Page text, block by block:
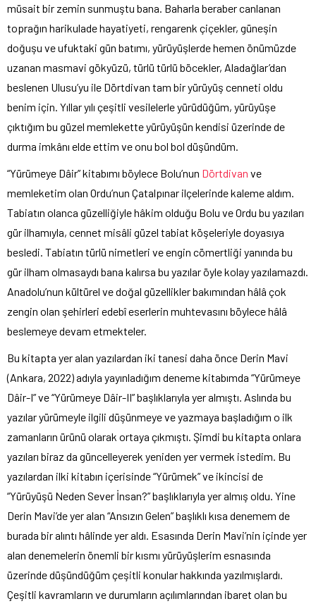
müsait bir zemin sunmuştu bana. Baharla beraber canlanan
toprağın harikulade hayatiyeti, rengarenk çiçekler, güneşin
doğuşu ve ufuktaki gün batımı, yürüyüşlerde hemen önümüzde
uzanan masmavi gökyüzü, türlü türlü böcekler, Aladağlar’dan
beslenen Ulusu’yu ile Dörtdivan tam bir yürüyüş cenneti oldu
benim için. Yıllar yılı çeşitli vesilelerle yürüdüğüm, yürüyüşe
çıktığım bu güzel memlekette yürüyüşün kendisi üzerinde de
durma imkânı elde ettim ve onu bol bol düşündüm.
“Yürümeye Dâir” kitabımı böylece Bolu’nun Dörtdivan ve
memleketim olan Ordu’nun Çatalpınar ilçelerinde kaleme aldım.
Tabiatın olanca güzelliğiyle hâkim olduğu Bolu ve Ordu bu yazıları
gür ilhamıyla, cennet misâli güzel tabiat köşeleriyle doyasıya
besledi. Tabiatın türlü nimetleri ve engin cömertliği yanında bu
gür ilham olmasaydı bana kalırsa bu yazılar öyle kolay yazılamazdı.
Anadolu’nun kültürel ve doğal güzellikler bakımından hâlâ çok
zengin olan şehirleri edebî eserlerin muhtevasını böylece hâlâ
beslemeye devam etmekteler.
Bu kitapta yer alan yazılardan iki tanesi daha önce Derin Mavi
(Ankara, 2022) adıyla yayınladığım deneme kitabımda “Yürümeye
Dâir-I” ve “Yürümeye Dâir-II” başlıklarıyla yer almıştı. Aslında bu
yazılar yürümeyle ilgili düşünmeye ve yazmaya başladığım o ilk
zamanların ürünü olarak ortaya çıkmıştı. Şimdi bu kitapta onlara
yazıları biraz da güncelleyerek yeniden yer vermek istedim. Bu
yazılardan ilki kitabın içerisinde “Yürümek” ve ikincisi de
“Yürüyüşü Neden Sever İnsan?” başlıklarıyla yer almış oldu. Yine
Derin Mavi’de yer alan “Ansızın Gelen” başlıklı kısa denemem de
burada bir alıntı hâlinde yer aldı. Esasında Derin Mavi’nin içinde yer
alan denemelerin önemli bir kısmı yürüyüşlerim esnasında
üzerinde düşündüğüm çeşitli konular hakkında yazılmışlardı.
Çeşitli kavramların ve durumların açılımlarından ibaret olan bu